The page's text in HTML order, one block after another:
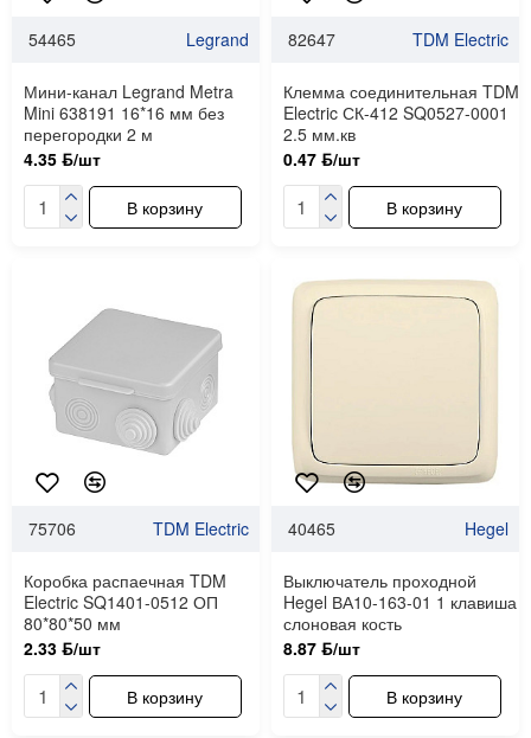
54465 Legrand
Мини-канал Legrand Metra
Mini 638191 16*16 мм без
перегородки 2 м
4.35 ƃ/шт
В корзину
82647 TDM Electric
Клемма соединительная TDM
Electric СК-412 SQ0527-0001
2.5 мм.кв
0.47 ƃ/шт
В корзину
75706 TDM Electric
Коробка распаечная TDM
Electric SQ1401-0512 ОП
80*80*50 мм
2.33 ƃ/шт
В корзину
40465 Hegel
Выключатель проходной
Hegel ВА10-163-01 1 клавиша
слоновая кость
8.87 ƃ/шт
В корзину